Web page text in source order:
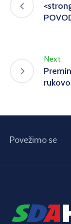
Next
Povežimo se